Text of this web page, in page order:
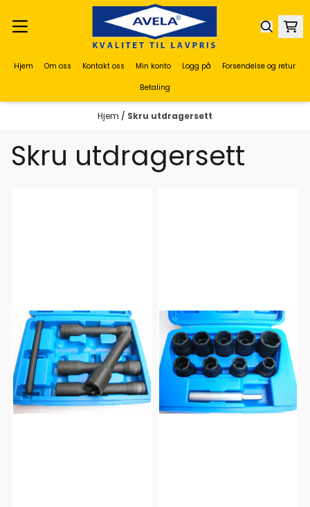
Hjem Om oss Kontakt oss Min konto Logg på Forsendelse og retur
Betaling
Hjem / Skru utdragersett
Skru utdragersett